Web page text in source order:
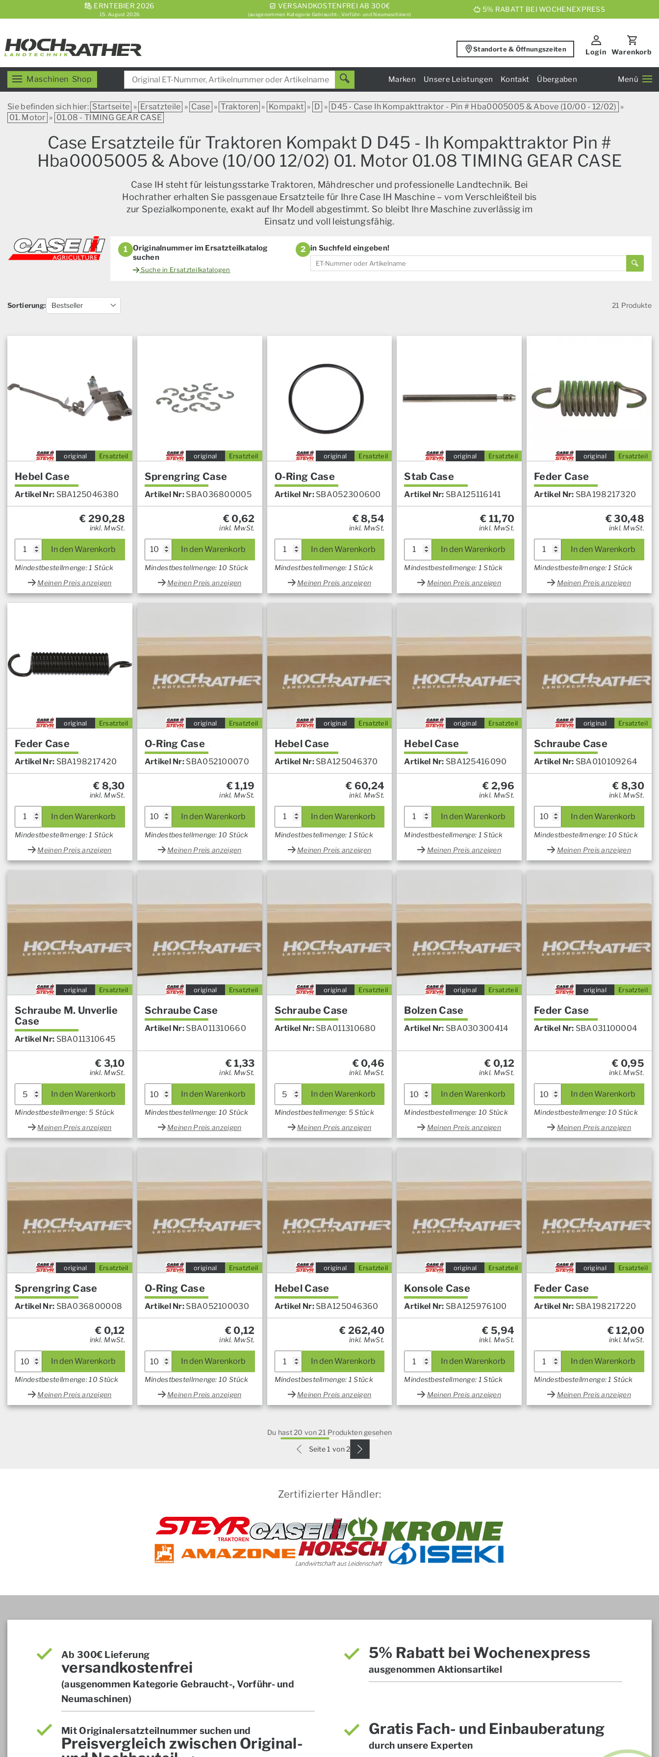
ERNTEBIER 2026
15. August 2026
VERSANDKOSTENFREI AB 300€
(ausgenommen Kategorie Gebraucht-, Vorführ- und Neumaschinen)
5% RABATT BEI WOCHENEXPRESS
Standorte & Öffnungszeiten Login Warenkorb
Maschinen Shop Marken Unsere Leistungen Kontakt Übergaben Menü
Sie befinden sich hier: Startseite » Ersatzteile » Case » Traktoren » Kompakt » D » D45 - Case Ih Kompakttraktor - Pin # Hba0005005 & Above (10/00 - 12/02) »
01. Motor » 01.08 - TIMING GEAR CASE
Case Ersatzteile für Traktoren Kompakt D D45 - Ih Kompakttraktor Pin #
Hba0005005 & Above (10/00 12/02) 01. Motor 01.08 TIMING GEAR CASE
Case IH steht für leistungsstarke Traktoren, Mähdrescher und professionelle Landtechnik. Bei
Hochrather erhalten Sie passgenaue Ersatzteile für Ihre Case IH Maschine – vom Verschleißteil bis
zur Spezialkomponente, exakt auf Ihr Modell abgestimmt. So bleibt Ihre Maschine zuverlässig im
Einsatz und voll leistungsfähig.
1
Originalnummer im Ersatzteilkatalog
suchen
Suche in Ersatzteilkatalogen
2 in Suchfeld eingeben!
Sortierung: 21 Produkte
Ersatzteil
original
Hebel Case
Artikel Nr: SBA125046380
€ 290,28
inkl. MwSt.
In den Warenkorb
Mindestbestellmenge: 1 Stück
Meinen Preis anzeigen
Ersatzteil
original
Sprengring Case
Artikel Nr: SBA036800005
€ 0,62
inkl. MwSt.
In den Warenkorb
Mindestbestellmenge: 10 Stück
Meinen Preis anzeigen
Ersatzteil
original
O-Ring Case
Artikel Nr: SBA052300600
€8,54
inkl. MwSt.
In den Warenkorb
Mindestbestellmenge: 1 Stück
Meinen Preis anzeigen
Ersatzteil
original
Stab Case
Artikel Nr: SBA125116141
€ 11,70
inkl. MwSt.
In den Warenkorb
Mindestbestellmenge: 1 Stück
Meinen Preis anzeigen
Ersatzteil
original
Feder Case
Artikel Nr: SBA198217320
€30,48
inkl. MwSt.
In den Warenkorb
Mindestbestellmenge: 1 Stück
Meinen Preis anzeigen
Ersatzteil
original
Feder Case
Artikel Nr: SBA198217420
€ 8,30
inkl. MwSt.
In den Warenkorb
Mindestbestellmenge: 1 Stück
Meinen Preis anzeigen
Ersatzteil
original
O-Ring Case
Artikel Nr: SBA052100070
€1,19
inkl. MwSt.
In den Warenkorb
Mindestbestellmenge: 10 Stück
Meinen Preis anzeigen
Ersatzteil
original
Hebel Case
Artikel Nr: SBA125046370
€ 60,24
inkl. MwSt.
In den Warenkorb
Mindestbestellmenge: 1 Stück
Meinen Preis anzeigen
Ersatzteil
original
Hebel Case
Artikel Nr: SBA125416090
€ 2,96
inkl. MwSt.
In den Warenkorb
Mindestbestellmenge: 1 Stück
Meinen Preis anzeigen
Ersatzteil
original
Schraube Case
Artikel Nr: SBA010109264
€ 8,30
inkl. MwSt.
In den Warenkorb
Mindestbestellmenge: 10 Stück
Meinen Preis anzeigen
Ersatzteil
original
Schraube M. Unverlie
Case
Artikel Nr: SBA011310645
€ 3,10
inkl. MwSt.
In den Warenkorb
Mindestbestellmenge: 5 Stück
Meinen Preis anzeigen
Ersatzteil
original
Schraube Case
Artikel Nr: SBA011310660
€1,33
inkl. MwSt.
In den Warenkorb
Mindestbestellmenge: 10 Stück
Meinen Preis anzeigen
Ersatzteil
original
Schraube Case
Artikel Nr: SBA011310680
€0,46
inkl. MwSt.
In den Warenkorb
Mindestbestellmenge: 5 Stück
Meinen Preis anzeigen
Ersatzteil
original
Bolzen Case
Artikel Nr: SBA030300414
€ 0,12
inkl. MwSt.
In den Warenkorb
Mindestbestellmenge: 10 Stück
Meinen Preis anzeigen
Ersatzteil
original
Feder Case
Artikel Nr: SBA031100004
€ 0,95
inkl. MwSt.
In den Warenkorb
Mindestbestellmenge: 10 Stück
Meinen Preis anzeigen
Ersatzteil
original
Sprengring Case
Artikel Nr: SBA036800008
€ 0,12
inkl. MwSt.
In den Warenkorb
Mindestbestellmenge: 10 Stück
Meinen Preis anzeigen
Ersatzteil
original
O-Ring Case
Artikel Nr: SBA052100030
€ 0,12
inkl. MwSt.
In den Warenkorb
Mindestbestellmenge: 10 Stück
Meinen Preis anzeigen
Ersatzteil
original
Hebel Case
Artikel Nr: SBA125046360
€ 262,40
inkl. MwSt.
In den Warenkorb
Mindestbestellmenge: 1 Stück
Meinen Preis anzeigen
Ersatzteil
original
Konsole Case
Artikel Nr: SBA125976100
€ 5,94
inkl. MwSt.
In den Warenkorb
Mindestbestellmenge: 1 Stück
Meinen Preis anzeigen
Ersatzteil
original
Feder Case
Artikel Nr: SBA198217220
€12,00
inkl. MwSt.
In den Warenkorb
Mindestbestellmenge: 1 Stück
Meinen Preis anzeigen
Du hast 20 von 21 Produkten gesehen
Seite 1 von 2
Zertifizierter Händler:
Ab 300€ Lieferung
versandkostenfrei
(ausgenommen Kategorie Gebraucht-, Vorführ- und
Neumaschinen)
5% Rabatt bei Wochenexpress
ausgenommen Aktionsartikel
Mit Originalersatzteilnummer suchen und
Preisvergleich zwischen Original-
Gratis Fach- und Einbauberatung
durch unsere Experten